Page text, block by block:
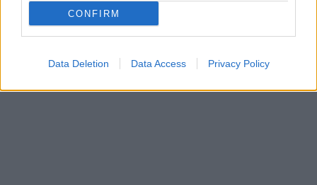
CONFIRM
Data Deletion Data Access Privacy Policy